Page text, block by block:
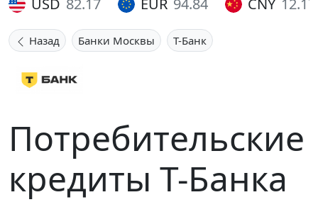
USD 82.17 EUR 94.84 CNY 12.17
Назад Банки Москвы Т-Банк
Потребительские
кредиты Т-Банка